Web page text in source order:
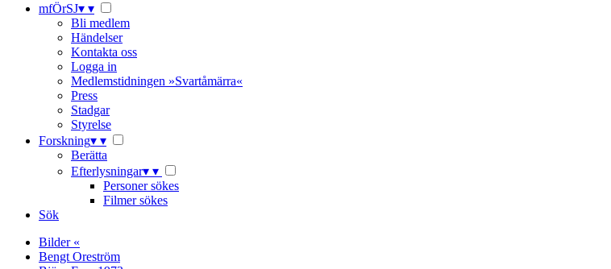
mfÖrSJ▾ ▾
Bli medlem
Händelser
Kontakta oss
Logga in
Medlemstidningen »Svartåmärra«
Press
Stadgar
Styrelse
Forskning▾ ▾
Berätta
Efterlysningar▾ ▾
Personer sökes
Filmer sökes
Sök
Bilder «
Bengt Oreström